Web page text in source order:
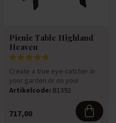
Picnic Table Highland
Heaven
Create a true eye-catcher in
your garden or on your
terrace with this fully hand...
Artikelcode: B1392
717,00